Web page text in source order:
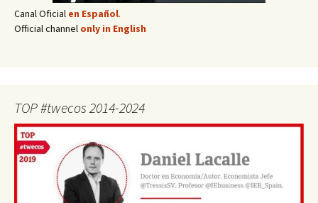
Canal Oficial en Español.
Official channel only in English
TOP #twecos 2014-2024